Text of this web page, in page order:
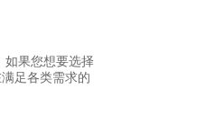
如果您想要选择
足各类需求的